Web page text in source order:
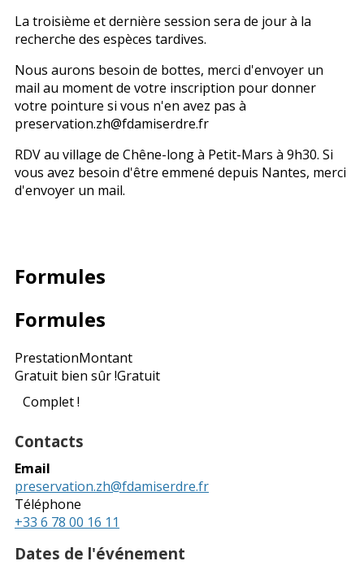
La troisième et dernière session sera de jour à la
recherche des espèces tardives.
Nous aurons besoin de bottes, merci d'envoyer un
mail au moment de votre inscription pour donner
votre pointure si vous n'en avez pas à
preservation.zh@fdamiserdre.fr
RDV au village de Chêne-long à Petit-Mars à 9h30. Si
vous avez besoin d'être emmené depuis Nantes, merci
d'envoyer un mail.
Formules
Formules
PrestationMontant
Gratuit bien sûr !Gratuit
Complet !
Contacts
Email
preservation.zh@fdamiserdre.fr
Téléphone
+33 6 78 00 16 11
Dates de l'événement